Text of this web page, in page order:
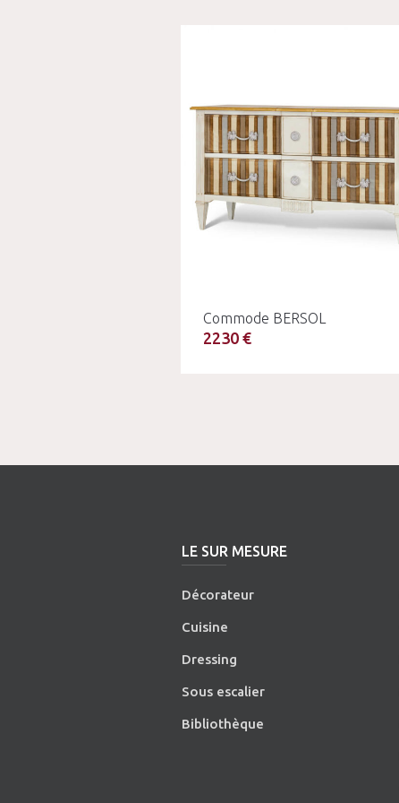
Commode BERSOL
2230 €
LE SUR MESURE
Décorateur
Cuisine
Dressing
Sous escalier
Bibliothèque